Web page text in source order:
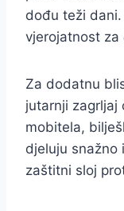
dođu teži
vjerojatnost za
Za dodatnu
jutarnji zagrljaj
mobitela,
djeluju snažno
zaštitni sloj